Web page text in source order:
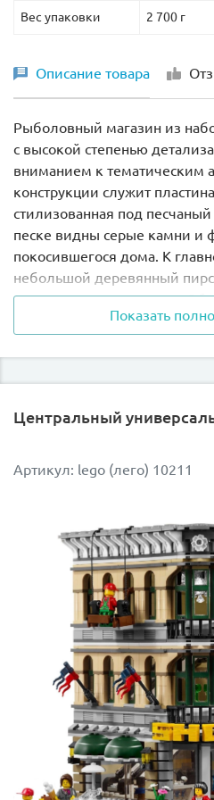
Вес упаковки 2 700 г
Описание товара
Рыболовный магазин из
с высокой степенью
вниманием к тематическим
конструкции служит
стилизованная под
песке видны серые камни и
покосившегося дома. К
небольшой деревянный пирс
не раз ремонтировались. Об
светлые доски, прибитые
четыре крюка для сушёной
спасательный круг и график
Разноцветные доски
проступают металлические
функцию заплаток,
протекания. В процессе
чтобы подробно рассмотреть
Также можно распахнуть
доступ ко всем потайным
Внутри, слева от главного
прилавок. На нём поставлен
бутылка и настольная
списки покупок и наличные
сделаны стеллажи с
Показать
Центральный
Артикул: lego (лего) 10211